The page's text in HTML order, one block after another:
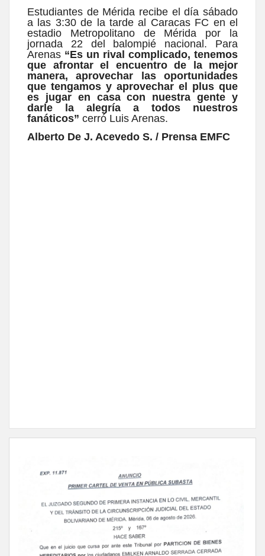
Estudiantes de Mérida recibe el día sábado
a las 3:30 de la tarde al Caracas FC en el
estadio Metropolitano de Mérida por la
jornada 22 del balompié nacional. Para
Arenas “Es un rival complicado, tenemos
que afrontar el encuentro de la mejor
manera, aprovechar las oportunidades
que tengamos y aprovechar el plus que
es jugar en casa con nuestra gente y
darle la alegría a todos nuestros
fanáticos” cerró Luis Arenas.
Alberto De J. Acevedo S. / Prensa EMFC